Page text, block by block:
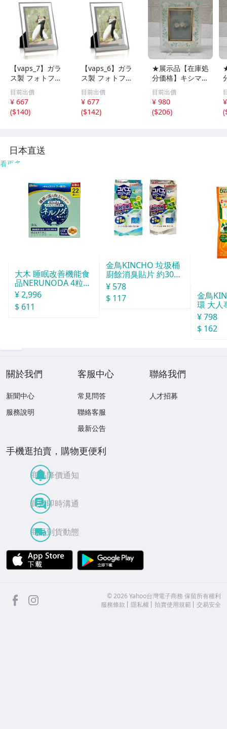
【vaps_7】ガラ
ス製 フォトフレ
ーム 《シルバ
ー》 《はがきサ
イズ》 写真立て
写真フレーム 送
目前出價
¥ 667
($140)
【vaps_6】ガラ
ス製 フォトフレ
ーム 《シルバ
ー》 《2L対応サ
イズ》 写真立て
写真フレーム 送
目前出價
¥ 677
($142)
★展示品【在庫処
分価格】キシマ
ガラス製 フォト
フレーム KG-805
5 花柄 写真立て
インテリア☆T7-
目前出價
¥ 980
($206)
(
日本直送
看更多
大木 睡眠改善機能食
品NERUNODA 4粒22
袋
¥ 2,996
$ 611
金鳥KINCHO 垃圾桶
廚餘消臭貼片 約30天
分
¥ 578
$ 117
金鳥
環 大人
¥ 798
$ 162
關於我們
新聞中心
服務說明
客服中心
常見問答
聯絡客服
最新公告
聯絡我們
人才招募
手機逛拍賣，購物更便利
商品降價通知
買賣即時溝通
商品到貨動態
APP Store
facebook ©2026 Yahoo台灣電子商務 保留所有權利
服務條款
隱私權 拍賣使用規範 交易安全